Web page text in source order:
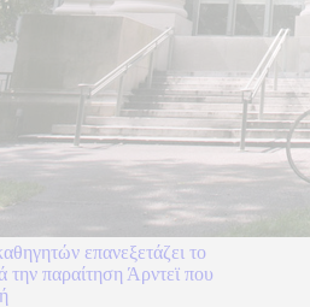
επανεξετάζει το
την παραίτηση Άρντεϊ που